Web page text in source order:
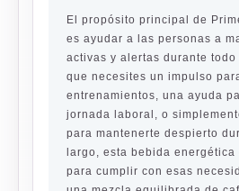
El propósito principal de
es ayudar a las personas a
activas y alertas durante todo
que necesites un impulso
entrenamientos, una ayuda
jornada laboral, o
para mantenerte despierto
largo, esta bebida
para cumplir con esas